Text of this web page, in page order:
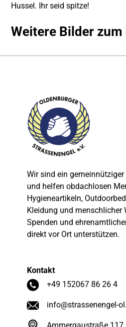
Hussel. Ihr seid spitze!
Weitere Bilder
Wir sind ein
und helfen obdachlosen
Hygieneartikeln,
Kleidung und menschlicher
Spenden und
direkt vor Ort unterstützen.
Kontakt
+49 152067 86 26 4
info@strassenengel-
Ammergaustraße 117